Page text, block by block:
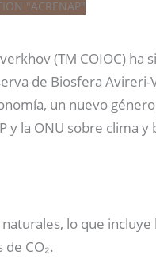
(TM COIOC)
de Biosfera
un nuevo
y la ONU sobre clima
lo que
CO₂.